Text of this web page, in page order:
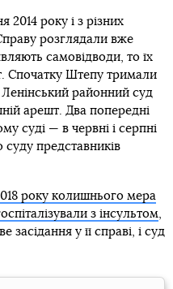
2014 року і з різних
розглядали вже
самовідводи, то їх
Спочатку Штепу тримали
Ленінський районний суд
арешт. Два попередні
суді — в червні і серпні
суду представників
року колишнього мера
з інсультом,
засідання у її справі, і суд